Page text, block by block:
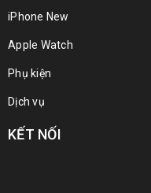
iPhone New
Apple Watch
Phụ kiện
Dịch vụ
KẾT NỐI